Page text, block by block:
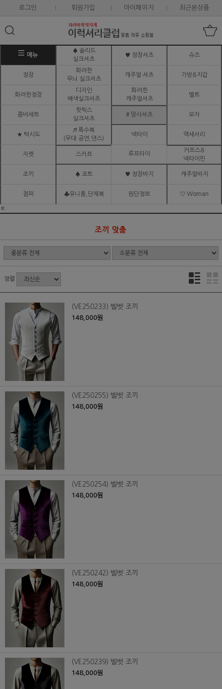
로그인 회원가입 마이페이지 최근본상품
메뉴
♠ 솔리드
실크셔츠
♥ 정장셔츠 슈즈
정장
화려한
무늬 실크셔츠
캐주얼 셔츠 가방&지갑
화려한정장
디자인
배색실크셔츠
화려한
캐주얼셔츠
벨트
콤비세트
핫픽스
실크셔츠
# 망사셔츠 모자
★ 턱시도
♬ 특수복
(무대.공연,댄스)
넥타이 액세서리
자켓 스카프 루프타이
커프스&
넥타이핀
조끼 ♠ 코트 ♥ 정장바지 캐주얼바지
점퍼 ♣유니폼,단체복 원단정보 ♡ Woman
ㅌ
조끼 맞춤
정렬
(VE250233) 벨벳 조끼
148,000원
(VE250255) 벨벳 조끼
148,000원
(VE250254) 벨벳 조끼
148,000원
(VE250242) 벨벳 조끼
148,000원
(VE250239) 벨벳 조끼
148,000원